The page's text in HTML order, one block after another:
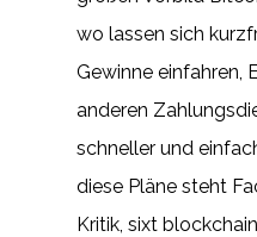
wo lassen sich
Gewinne einfahren,
anderen
schneller und
diese Pläne steht
Kritik, sixt